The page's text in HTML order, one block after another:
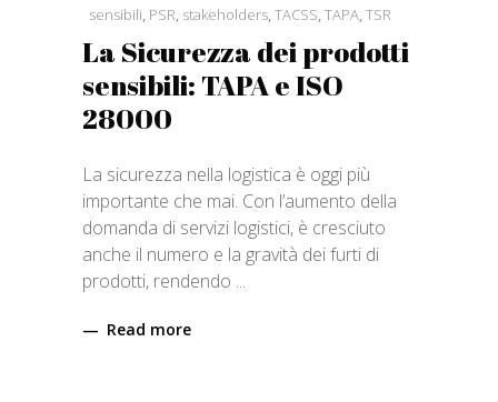
sensibili, PSR, stakeholders,TACSS,TAPA,TSR
La Sicurezza dei prodotti
sensibili: TAPA e ISO
28000
La sicurezza nella logistica è oggi più
importante che mai. Con l’aumento della
domanda di servizi logistici, è cresciuto
anche il numero e la gravità dei furti di
prodotti, rendendo
Read more